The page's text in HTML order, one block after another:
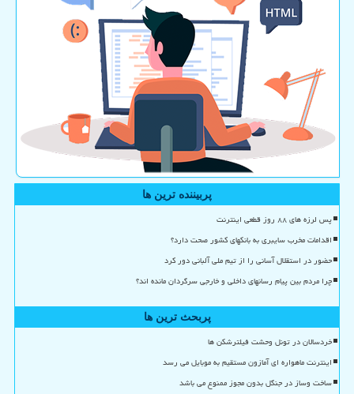
پربیننده ترین ها
پس لرزه های ۸۸ روز قطعی اینترنت
اقدامات مخرب سایبری به بانکهای کشور صحت دارد؟
حضور در استقلال آسانی را از تیم ملی آلبانی دور کرد
چرا مردم بین پیام رسانهای داخلی و خارجی سرگردان مانده اند؟
پربحث ترین ها
خردسالان در تونل وحشت فیلترشکن ها
اینترنت ماهواره ای آمازون مستقیم به موبایل می رسد
ساخت وساز در جنگل بدون مجوز ممنوع می باشد